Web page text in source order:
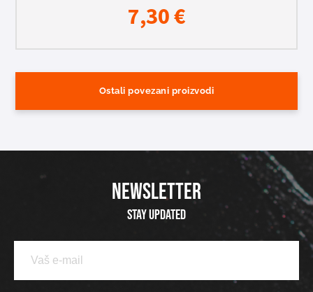
7,30€
Ostali povezani proizvodi
NEWSLETTER
Stay updated